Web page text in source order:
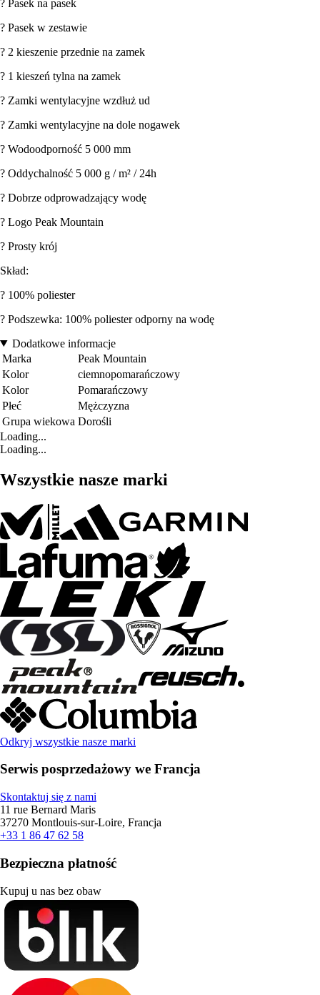
? Pasek na pasek
? Pasek w zestawie
? 2 kieszenie przednie na zamek
? 1 kieszeń tylna na zamek
? Zamki wentylacyjne wzdłuż ud
? Zamki wentylacyjne na dole nogawek
? Wodoodporność 5 000 mm
? Oddychalność 5 000 g / m² / 24h
? Dobrze odprowadzający wodę
? Logo Peak Mountain
? Prosty krój
Skład:
? 100% poliester
? Podszewka: 100% poliester odporny na wodę
Dodatkowe informacje
Marka
Peak Mountain
Kolor
ciemnopomarańczowy
Kolor
Pomarańczowy
Płeć
Mężczyzna
Grupa wiekowa Dorośli
Loading...
Loading...
Wszystkie nasze marki
Odkryj wszystkie nasze marki
Serwis posprzedażowy we Francja
Skontaktuj się z nami
11 rue Bernard Maris
37270 Montlouis-sur-Loire, Francja
+33 1 86 47 62 58
Bezpieczna płatność
Kupuj u nas bez obaw